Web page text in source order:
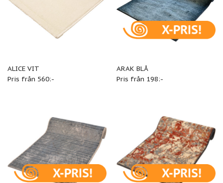
ALICE VIT
Pris från 560:-
ARAK BLÅ
Pris från 198:-